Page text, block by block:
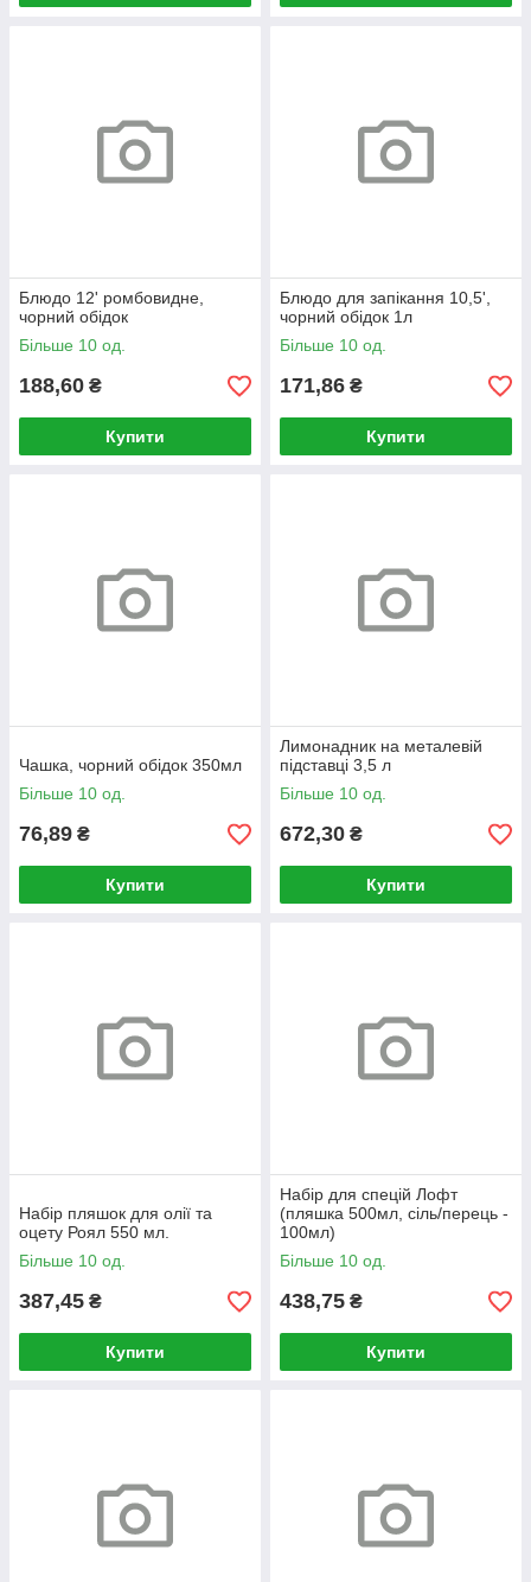
Блюдо 12' ромбовидне,
чорний обідок
Більше 10 од.
188,60 ₴
Купити
Блюдо для запікання 10,5',
чорний обідок 1л
Більше 10 од.
171,86 ₴
Купити
Чашка, чорний обідок 350мл
Більше 10 од.
76,89 ₴
Купити
Лимонадник на металевій
підставці 3,5 л
Більше 10 од.
672,30 ₴
Купити
Набір пляшок для олії та
оцету Роял 550 мл.
Більше 10 од.
387,45 ₴
Купити
Набір для спецій Лофт
(пляшка 500мл, сіль/перець -
100мл)
Більше 10 од.
438,75 ₴
Купити